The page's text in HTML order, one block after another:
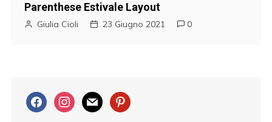
Parenthese Estivale Layout
Giulia Cioli 23 Giugno 2021 0
f
a
i
n
m
a
p